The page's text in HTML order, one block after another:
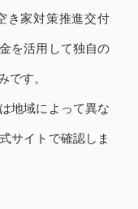
き家対策推進交付
を活用して独自の
です。
地域によって異な
サイトで確認しま